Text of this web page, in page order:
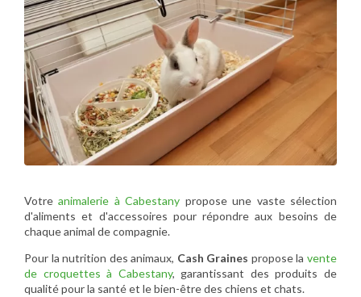
Votreanimalerie à Cabestany propose une vaste sélection
d'aliments et d'accessoires pour répondre aux besoins de
chaque animal de compagnie.
Pour la nutrition des animaux, Cash Graines propose lavente
de croquettes à Cabestany, garantissant des produits de
qualité pour la santé et le bien-être des chiens et chats.